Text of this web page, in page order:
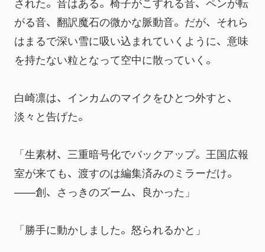
がる音、翻訳魔石の微かな脈動音。だが、それら
はまるで深い雪に吸い込まれていくように、意味
を持たない粒となって空中に散っていく。
白崎凛は、インカムのマイクをひとつ外すと、
淡々と告げた。
「生素材、三重暗号化でバックアップ。王国広報
室が来ても、渡すのは編集済みのミラーだけ。
——創、さっきのズーム、良かった」
「勝手に動かしました。怒られるかと」